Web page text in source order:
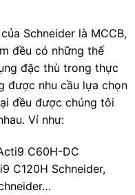
Schneider là MCCB,
đều có những thế
đặc thù trong thực
được nhu cầu lựa chọn
đều được chúng tôi
Ví như:
C60H-DC
C120H Schneider,